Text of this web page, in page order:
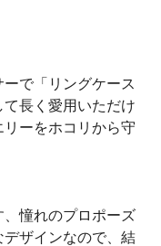
で「リングケース
て長く愛用いただけ
ーをホコリから守
憧れのプロポーズ
ザインなので、結